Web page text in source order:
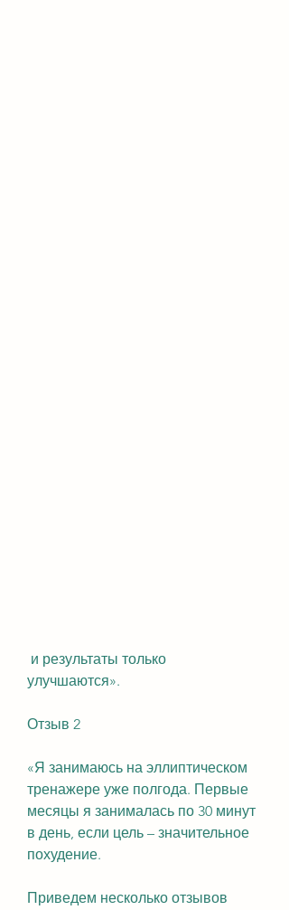
улучшаются».
Отзыв 2
«Я занимаюсь на эллиптическом
тренажере уже полгода. Первые
месяцы я занималась по 30 минут
в день, если цель – значительное
похудение.
Приведем несколько отзывов